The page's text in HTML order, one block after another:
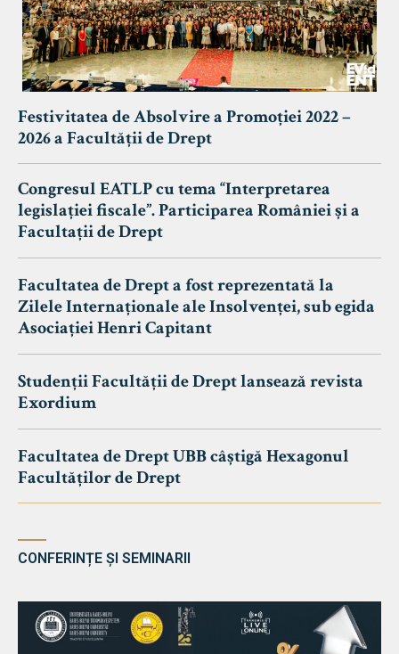
Festivitatea de Absolvire a Promoției 2022 –
2026 a Facultății de Drept
Congresul EATLP cu tema “Interpretarea
legislației fiscale”. Participarea României și a
Facultații de Drept
Facultatea de Drept a fost reprezentată la
Zilele Internaționale ale Insolvenței, sub egida
Asociației Henri Capitant
Studenții Facultății de Drept lansează revista
Exordium
Facultatea de Drept UBB câștigă Hexagonul
Facultăților de Drept
CONFERINȚE ȘI SEMINARII